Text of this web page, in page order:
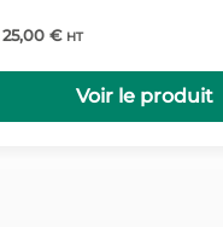
25,00 € HT
Voir le produit